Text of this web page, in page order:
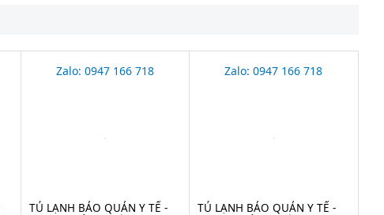
Zalo: 0947 166 718
TỦ LẠNH BẢO QUẢN Y TẾ -
Zalo: 0947 166 718
TỦ LẠNH BẢO QUẢN Y TẾ -